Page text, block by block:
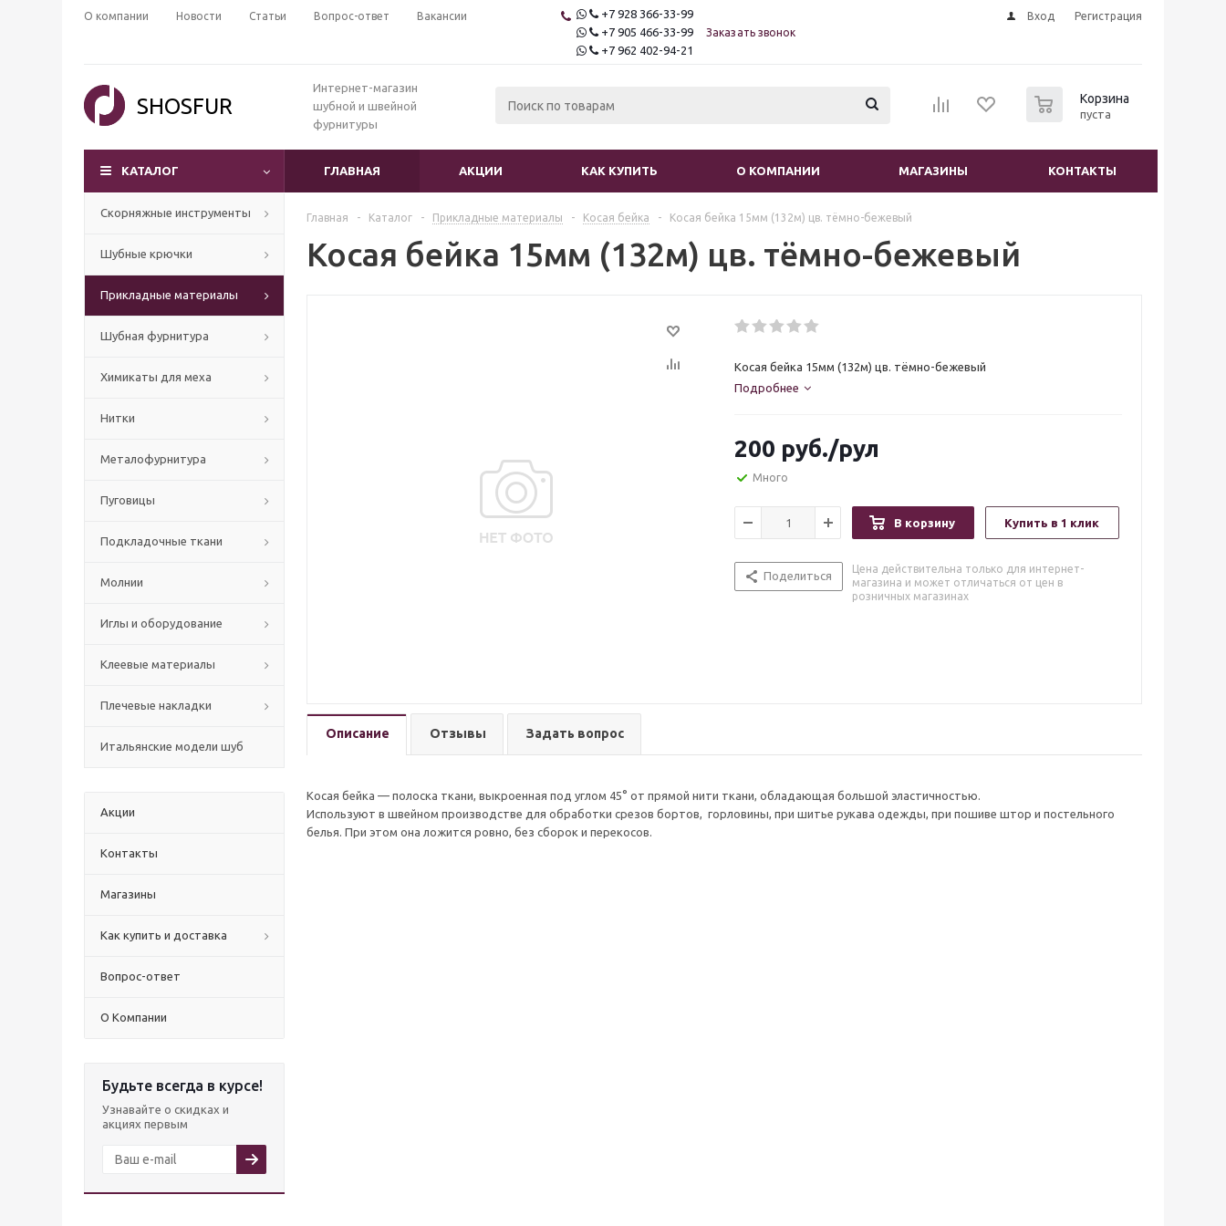
О компании Новости Статьи Вопрос-ответ Вакансии
+7 928 366-33-99
+7 905 466-33-99
+7 962 402-94-21
Заказать звонок
Вход Регистрация
SHOSFUR
Интернет-магазин
шубной и швейной
фурнитуры
Корзина
пуста
КАТАЛОГ ГЛАВНАЯ АКЦИИ КАК КУПИТЬ О КОМПАНИИ МАГАЗИНЫ КОНТАКТЫ
Скорняжные инструменты
Шубные крючки
Прикладные материалы
Шубная фурнитура
Химикаты для меха
Нитки
Mеталофурнитура
Пуговицы
Подкладочные ткани
Молнии
Иглы и оборудование
Клеевые материалы
Плечевые накладки
Итальянские модели шуб
Акции
Контакты
Магазины
Как купить и доставка
Вопрос-ответ
О Компании
Будьте всегда в курсе!
Узнавайте о скидках и
акциях первым
Главная - Каталог - Прикладные материалы - Косая бейка - Косая бейка 15мм (132м) цв. тёмно-бежевый
Косая бейка 15мм (132м) цв. тёмно-бежевый
Косая бейка 15мм (132м) цв. тёмно-бежевый
Подробнее
200 руб./рул
Много
В корзину Купить в 1 клик
Поделиться
Цена действительна только для интернет-
магазина и может отличаться от цен в
розничных магазинах
Описание Отзывы Задать вопрос
Косая бейка — полоска ткани, выкроенная под углом 45° от прямой нити ткани, обладающая большой эластичностью.
Используют в швейном производстве для обработки срезов бортов, горловины, при шитье рукава одежды, при пошиве штор и постельного
белья. При этом она ложится ровно, без сборок и перекосов.